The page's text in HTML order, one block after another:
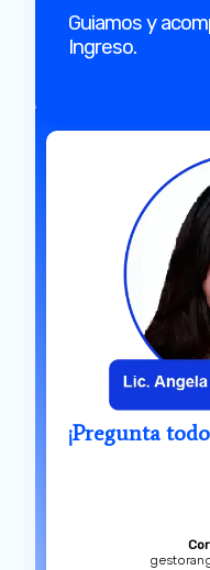
Guiamos y
Ingreso.
¡Pregunta